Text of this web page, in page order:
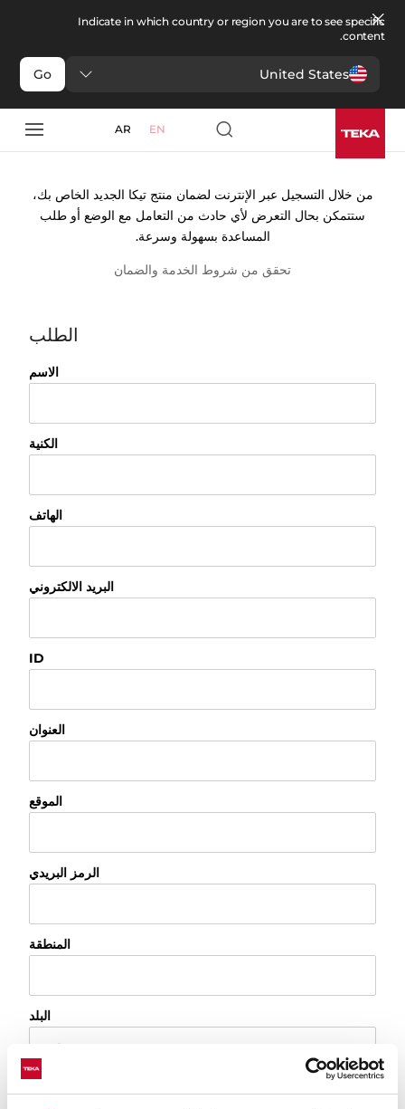
Indicate in which country or region you are to see specific
content.
United States
Go
EN
ARتسجيل الكفالة
من خلال التسجيل عبر الإنترنت لضمان منتج تيكا الجديد الخاص بك،
ستتمكن بحال التعرض لأي حادث من التعامل مع الوضع أو طلب
المساعدة بسهولة وسرعة.
تحقق من شروط الخدمة والضمان
الطلب
الاسم
الكنية
الهاتف
البريد الالكتروني
ID
العنوان
الموقع
الرمز البريدي
المنطقة
البلد